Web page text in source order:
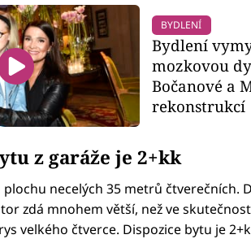
BYDLENÍ
Bydlení
mozkovou
Bočanové a
rekonstrukcí
z garáže je 2+kk
necelých 35 metrů čtverečních.
zdá mnohem větší, než ve
velkého čtverce. Dispozice bytu je